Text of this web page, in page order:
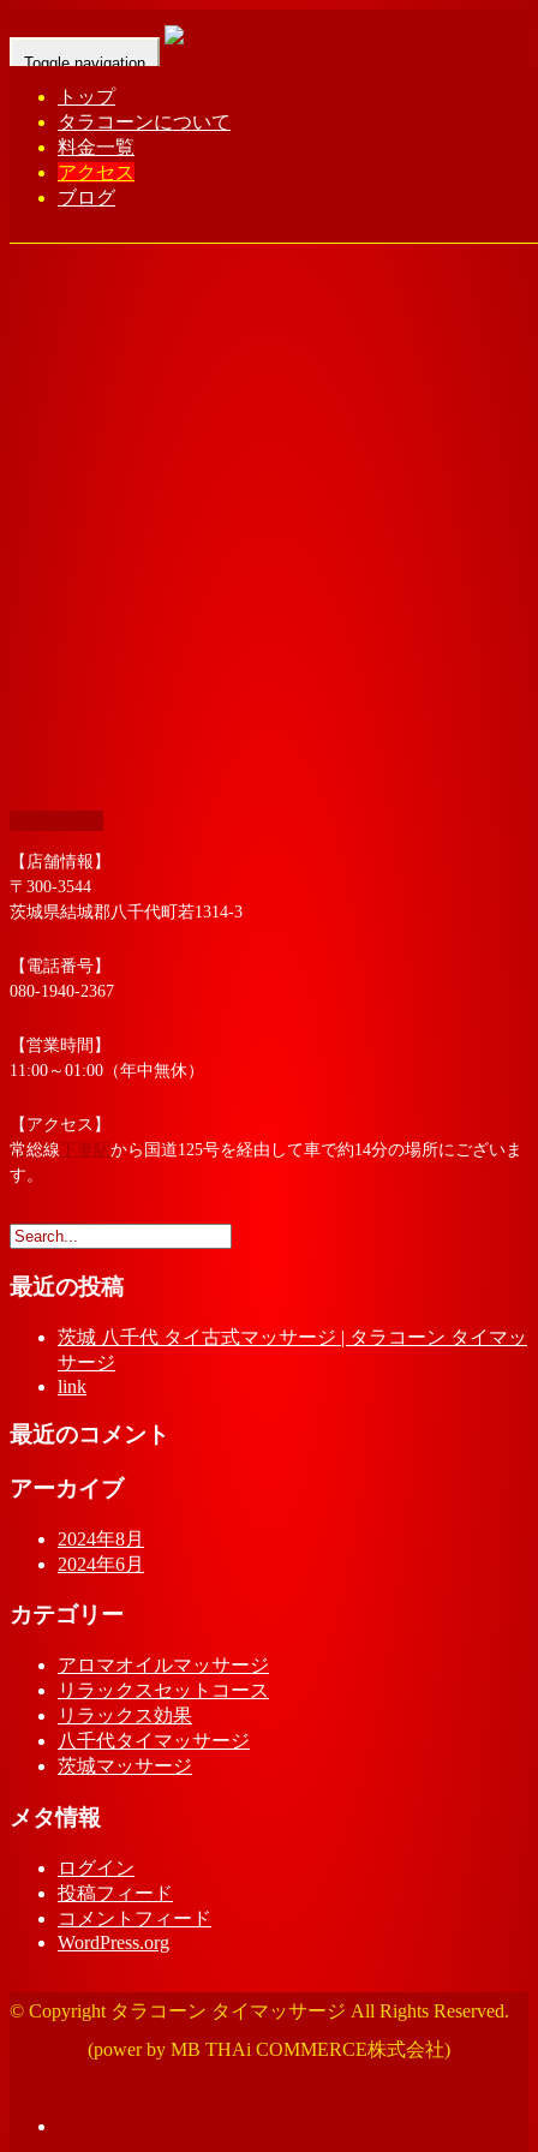
Toggle navigation
トップ
タラコーンについて
料金一覧
アクセス
ブログ
Home -con…
【店舗情報】
〒300-3544
茨城県結城郡八千代町若1314-3
【電話番号】
080-1940-2367
【営業時間】
11:00～01:00（年中無休）
【アクセス】
常総線 下妻駅から国道125号を経由して車で約14分の場所にございま
す。
最近の投稿
茨城 八千代 タイ古式マッサージ | タラコーン タイマッ
サージ
link
最近のコメント
アーカイブ
2024年8月
2024年6月
カテゴリー
アロマオイルマッサージ
リラックスセットコース
リラックス効果
八千代タイマッサージ
茨城マッサージ
メタ情報
ログイン
投稿フィード
コメントフィード
WordPress.org
© Copyright タラコーン タイマッサージ All Rights Reserved.
(power by MB THAi COMMERCE株式会社)